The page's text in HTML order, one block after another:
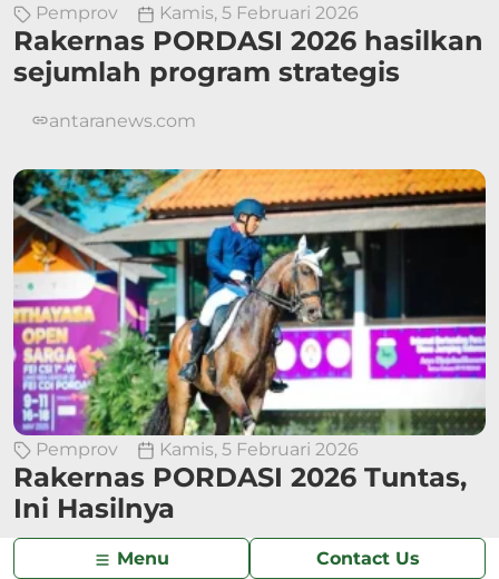
Menu Contact Us
Pemprov Kamis, 5 Februari 2026
Rakernas PORDASI 2026 hasilkan
sejumlah program strategis
antaranews.com
Pemprov Kamis, 5 Februari 2026
Rakernas PORDASI 2026 Tuntas,
Ini Hasilnya
sport.detik.com